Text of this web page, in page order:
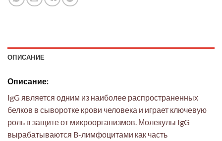
ОПИСАНИЕ
Описание:
IgG является одним из наиболее распространенных
белков в сыворотке крови человека и играет ключевую
роль в защите от микроорганизмов. Молекулы IgG
вырабатываются B-лимфоцитами как часть